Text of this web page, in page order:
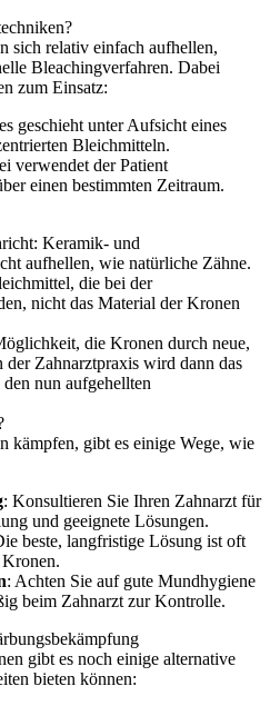
sich relativ einfach aufhellen,
Bleachingverfahren. Dabei
zum Einsatz:
geschieht unter Aufsicht eines
Bleichmitteln.
verwendet der Patient
einen bestimmten Zeitraum.
Keramik- und
aufhellen, wie natürliche Zähne.
die bei der
nicht das Material der Kronen
die Kronen durch neue,
der Zahnarztpraxis wird dann das
nun aufgehellten
kämpfen, gibt es einige Wege, wie
: Konsultieren Sie Ihren Zahnarzt für
und geeignete Lösungen.
beste, langfristige Lösung ist oft
: Achten Sie auf gute Mundhygiene
beim Zahnarzt zur Kontrolle.
gibt es noch einige alternative
bieten können: